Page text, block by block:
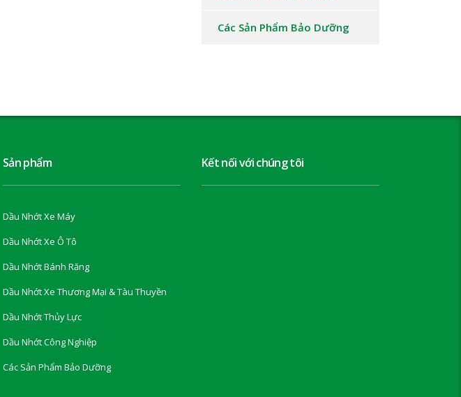
Các Sản Phẩm Bảo Dưỡng
Sản phẩm
Dầu Nhớt Xe Máy
Dầu Nhớt Xe Ô Tô
Dầu Nhớt Bánh Răng
Dầu Nhớt Xe Thương Mại & Tàu Thuyền
Dầu Nhớt Thủy Lực
Dầu Nhớt Công Nghiệp
Các Sản Phẩm Bảo Dưỡng
Kết nối với chúng tôi